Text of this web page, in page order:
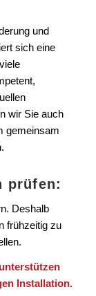
und
sich eine
wir Sie auch
gemeinsam
prüfen:
Deshalb
frühzeitig zu
Installation.